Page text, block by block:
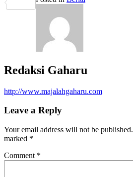
Share
Redaksi Gaharu
http://www.majalahgaharu.com
Leave a Reply
Your email address will not be published.
marked *
Comment *